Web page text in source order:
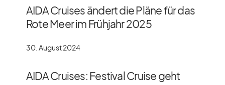
AIDA Cruises ändert die Pläne für das
Rote Meer im Frühjahr 2025
30. August 2024
AIDA Cruises: Festival Cruise geht